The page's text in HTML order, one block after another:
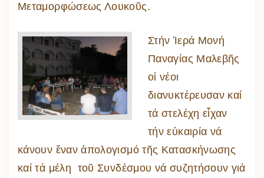
Μεταμορφώσεως Λουκοῦς.
Στήν Ἱερά Μονή
Παναγίας Μαλεβῆς
οἱ νέοι
διανυκτέρευσαν καί
τά στελέχη εἶχαν
τήν εὐκαιρία νά
κάνουν ἕναν ἀπολογισμό τῆς Κατασκήνωσης
καί τά μέλη τοῦ Συνδέσμου νά συζητήσουν γιά